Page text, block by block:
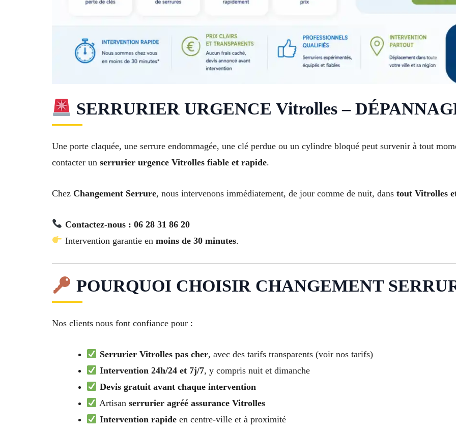
SERRURIER URGENCE Vitrolles –
Une porte claquée, une serrure endommagée, une clé perdue ou un cylindre bloqué peut survenir à tout
contacter un serrurier urgence Vitrolles fiable et rapide.
Chez Changement Serrure, nous intervenons immédiatement, de jour comme de nuit, dans tout Vitrolles
Contactez-nous : 06 28 31 86 20
Intervention garantie en moins de 30 minutes.
POURQUOI CHOISIR CHANGEMENT
Nos clients nous font confiance pour :
Serrurier Vitrolles pas cher, avec des tarifs transparents (voir nos tarifs)
Intervention 24h/24 et 7j/7, y compris nuit et dimanche
Devis gratuit avant chaque intervention
Artisan serrurier agréé assurance Vitrolles
Intervention rapideen centre-ville et à proximité